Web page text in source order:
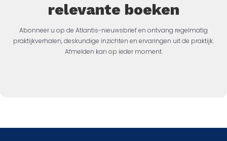
relevante boeken
Abonneer u op de Atlantis-nieuwsbrief en ontvang regelmatig
praktijkverhalen, deskundige inzichten en ervaringen uit de praktijk.
Afmelden kan op ieder moment.